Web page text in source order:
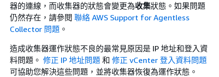
器的連線，而收集器的狀態會變更為收集狀態。如果問題
仍然存在，請參閱 聯絡 AWS Support for Agentless
Collector 問題 。
造成收集器運作狀態不良的最常見原因是 IP 地址和登入資
料問題。 修正 IP 地址問題 和 修正 vCenter 登入資料問題
可協助您解決這些問題，並將收集器恢復為運作狀態。